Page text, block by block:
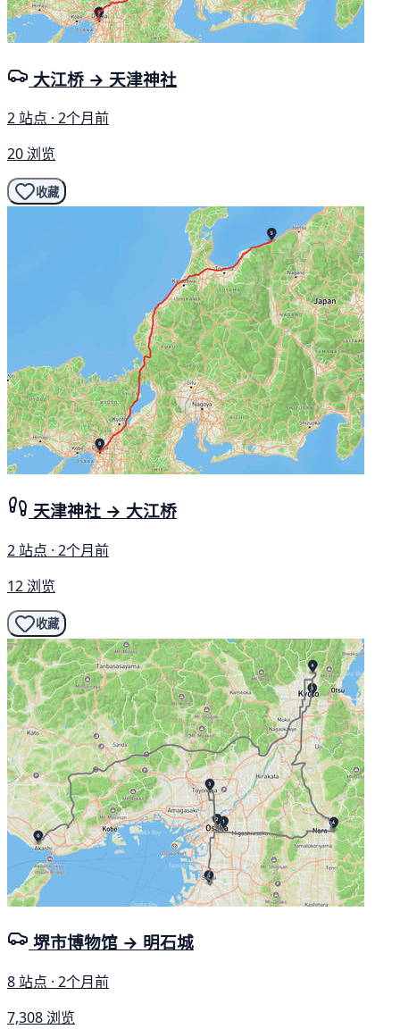
大江桥 → 天津神社
2 站点 · 2个月前
20 浏览
收藏
天津神社 → 大江桥
2 站点 · 2个月前
12 浏览
收藏
堺市博物馆 → 明石城
8 站点 · 2个月前
7,308 浏览